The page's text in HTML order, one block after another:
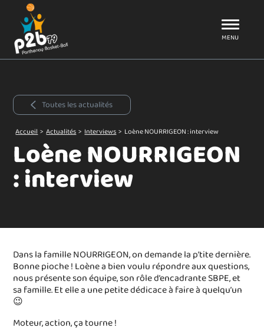
P2B79
MENU
Toutes les actualités
Accueil > Actualités > Interviews > Loène NOURRIGEON : interview
Loène NOURRIGEON
: interview
Dans la famille NOURRIGEON, on demande la p’tite dernière.
Bonne pioche ! Loène a bien voulu répondre aux questions,
nous présente son équipe, son rôle d’encadrante SBPE, et
sa famille. Et elle a une petite dédicace à faire à quelqu’un
😉
Moteur, action, ça tourne !